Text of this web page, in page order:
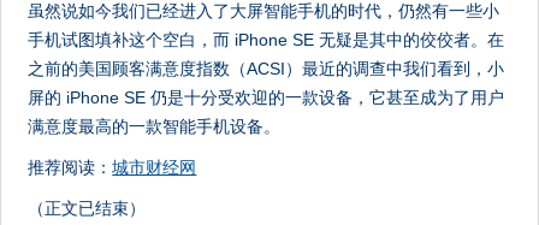
虽然说如今我们已经进入了大屏智能手机的时代，仍然有一些小
手机试图填补这个空白，而 iPhone SE 无疑是其中的佼佼者。在
之前的美国顾客满意度指数（ACSI）最近的调查中我们看到，小
屏的 iPhone SE 仍是十分受欢迎的一款设备，它甚至成为了用户
满意度最高的一款智能手机设备。
推荐阅读：城市财经网
（正文已结束）